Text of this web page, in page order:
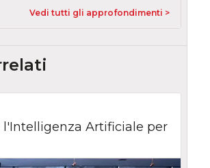
Vedi tutti gli approfondimenti >
l'Intelligenza Artificiale per